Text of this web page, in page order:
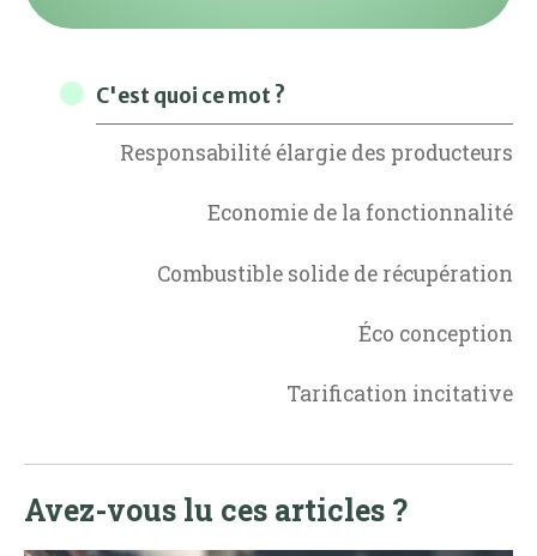
C'est quoi ce mot ?
Responsabilité élargie des producteurs
Economie de la fonctionnalité
Combustible solide de récupération
Éco conception
Tarification incitative
Avez-vous lu ces articles ?